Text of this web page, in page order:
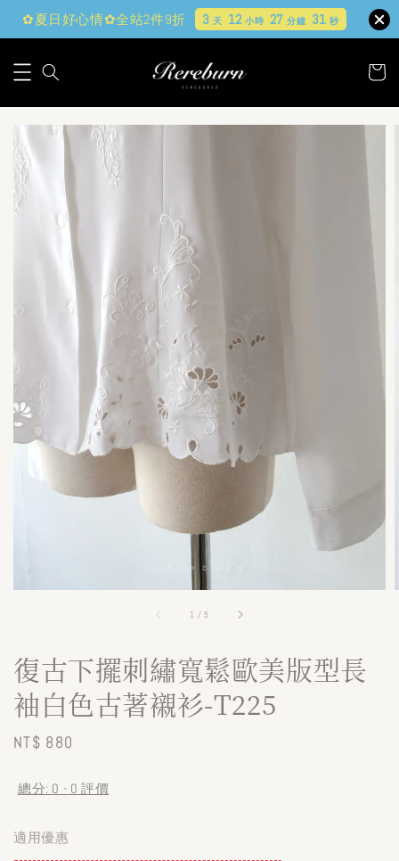
✿夏日好心情✿全站2件9折 3 天 12小時 27分鐘 30秒
1 /5
復古下擺刺繡寬鬆歐美版型長
袖白色古著襯衫-T225
Regular
NT$ 880
總分: 0 - 0 評價
適用優惠